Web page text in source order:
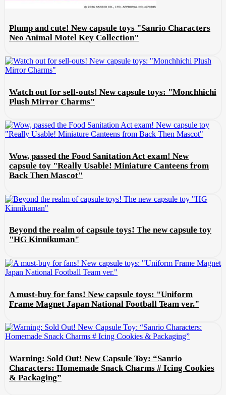
Plump and cute! New capsule toys "Sanrio Characters
Neo Animal Motel Key Collection"
Watch out for sell-outs! New capsule toys: "Monchhichi
Plush Mirror Charms"
Wow, passed the Food Sanitation Act exam! New
capsule toy "Really Usable! Miniature Canteens from
Back Then Mascot"
Beyond the realm of capsule toys! The new capsule toy
"HG Kinnikuman"
A must-buy for fans! New capsule toys: "Uniform
Frame Magnet Japan National Football Team ver."
Warning: Sold Out! New Capsule Toy: “Sanrio
Characters: Homemade Snack Charms # Icing Cookies
& Packaging”